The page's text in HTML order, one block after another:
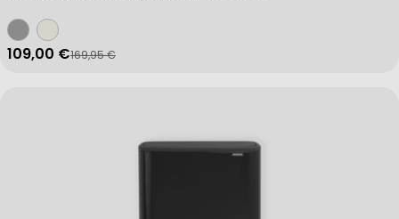
Verkaufspreis
109,00 €
Regulärer Preis
169,95 €